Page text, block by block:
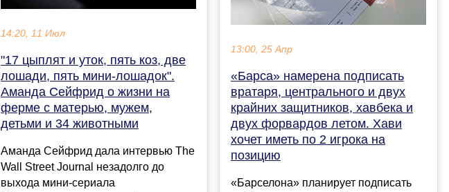
14:20, 11 Июл
"17 цыплят и уток, пять коз, две
лошади, пять мини-лошадок".
Аманда Сейфрид о жизни на
ферме с матерью, мужем,
детьми и 34 животными
Аманда Сейфрид дала интервью The
Wall Street Journal незадолго до
выхода мини-сериала
13:00, 25 Апр
«Барса» намерена подписать
вратаря, центрального и двух
крайних защитников, хавбека и
двух форвардов летом. Хави
хочет иметь по 2 игрока на
позицию
«Барселона» планирует подписать